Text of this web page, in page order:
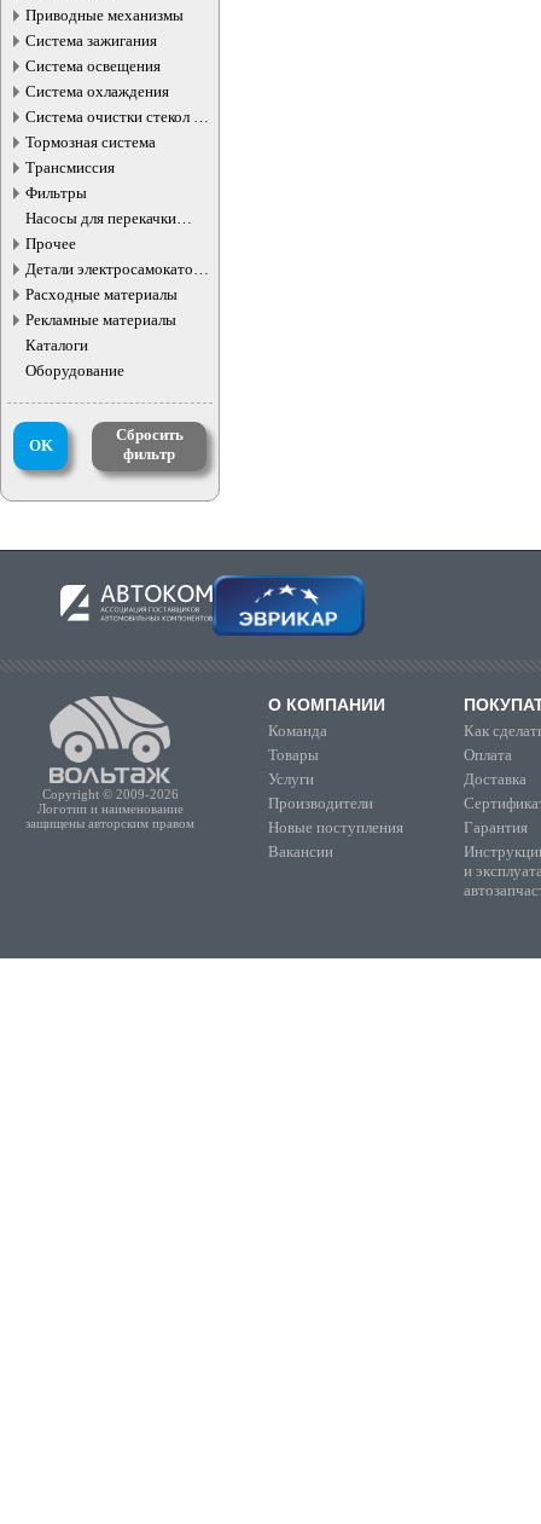
Приводные механизмы
Система зажигания
Система освещения
Система охлаждения
Система очистки стекол и
фар
Тормозная система
Трансмиссия
Фильтры
Насосы для перекачки
жидкостей
Прочее
Детали электросамокатов и
электротранспорта
Расходные материалы
Рекламные материалы
Каталоги
Оборудование
OK
Сбросить
фильтр
Copyright © 2009-2026
Логотип и наименование
защищены авторским правом
О КОМПАНИИ
Команда
Товары
Услуги
Производители
Новые поступления
Вакансии
Как
Оплата
Доставка
Гарантия
и